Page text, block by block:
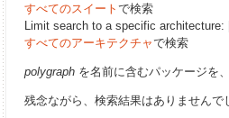
すべてのスイート で検索
Limit search to a specific architecture:
すべてのアーキテクチャで検索
polygraph を名前に含むパッケージを、
残念ながら、検索結果はありませんで